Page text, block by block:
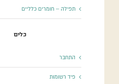
תפילה – חומרים כלליים
כלים
התחבר
פיד רשומות